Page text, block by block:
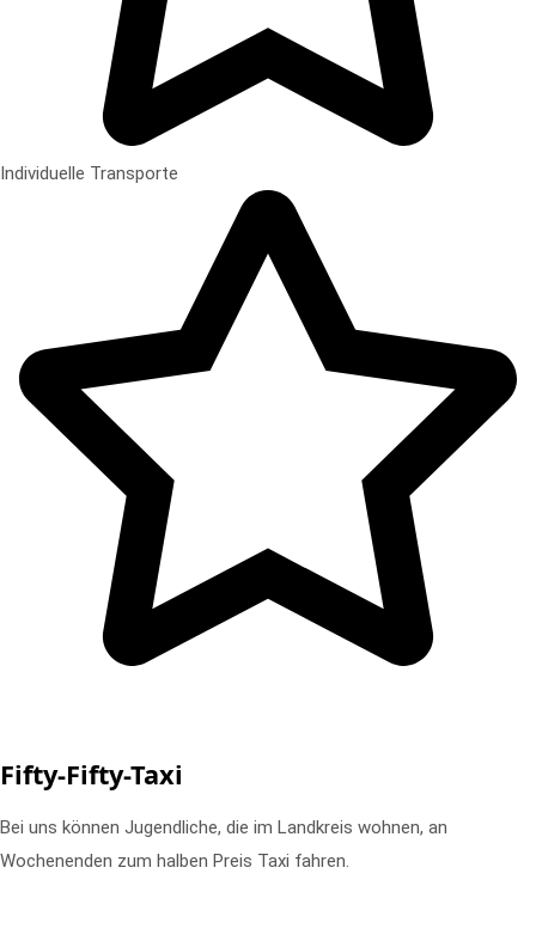
Individuelle Transporte
Fifty-Fifty-Taxi
Bei uns können Jugendliche, die im Landkreis wohnen, an
Wochenenden zum halben Preis Taxi fahren.